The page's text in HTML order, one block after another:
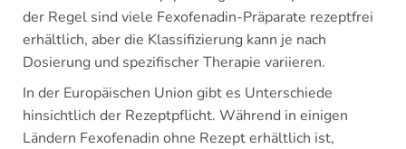
der Regel sind viele Fexofenadin-Präparate rezeptfrei
erhältlich, aber die Klassifizierung kann je nach
Dosierung und spezifischer Therapie variieren.
In der Europäischen Union gibt es Unterschiede
hinsichtlich der Rezeptpflicht. Während in einigen
Ländern Fexofenadin ohne Rezept erhältlich ist,